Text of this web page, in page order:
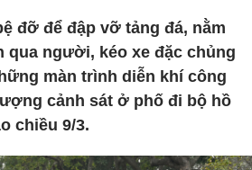
đỡ để đập vỡ tảng đá, nằm
qua người, kéo xe đặc chủng
màn trình diễn khí công
cảnh sát ở phố đi bộ hồ
chiều 9/3.